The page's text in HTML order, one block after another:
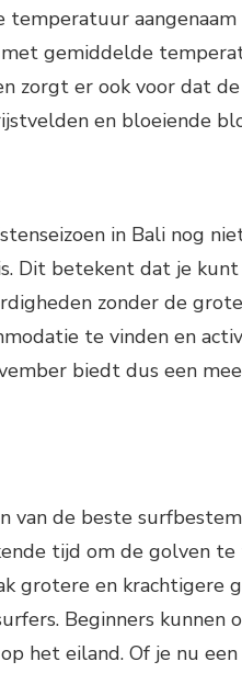
temperatuur
gemiddelde
zorgt er ook voor dat
en bloeiende
in Bali nog
Dit betekent dat je
zonder de
te vinden en
biedt dus een
van de beste
tijd om de golven
grotere en krachtigere
Beginners kunnen
het eiland. Of je nu